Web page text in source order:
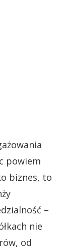
powiem
biznes, to
–
nie
od